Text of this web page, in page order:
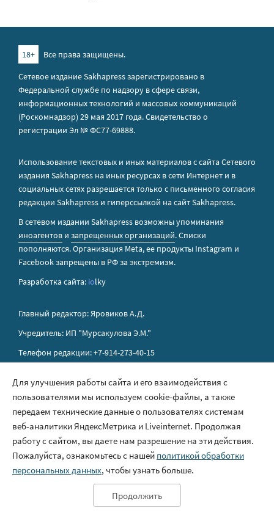
18+
Все права защищены.
Сетевое издание Sakhapress зарегистрировано в
Федеральной службе по надзору в сфере связи,
информационных технологий и массовых коммуникаций
(Роскомнадзор) 29 мая 2017 года. Свидетельство о
регистрации Эл № ФС77-69888.
Использование текстовых и иных материалов с сайта Сетевого
издания Sakhapress на иных ресурсах в сети Интернет и в
социальных сетях разрешается только с письменного согласия
редакции Sakhapress и гиперссылкой на сайт Sakhapress.
В сетевом издании Sakhapress возможны упоминания
иноагентов и запрещенных организаций. Списки
пополняются. Организация Metа, ее продукты Instagram и
Facebook запрещены в РФ за экстремизм.
Разработка сайта: iolky
Главный редактор: Яровиков А.Д.
Учредитель: ИП "Мурсакулова Э.М."
Телефон редакции: +7-914-273-40-15
Правила сайта
Политика обработки персональных данных
Размещение рекламы
Контакты
Для улучшения работы сайта и его взаимодействия с
пользователями мы используем cookie-файлы, а также
передаем технические данные о пользователях системам
веб-аналитики ЯндексМетрика и Liveinternet. Продолжая
работу с сайтом, вы даете нам разрешение на эти действия.
Пожалуйста, ознакомьтесь с нашей политикой обработки
персональных данных, чтобы узнать больше.
Продолжить